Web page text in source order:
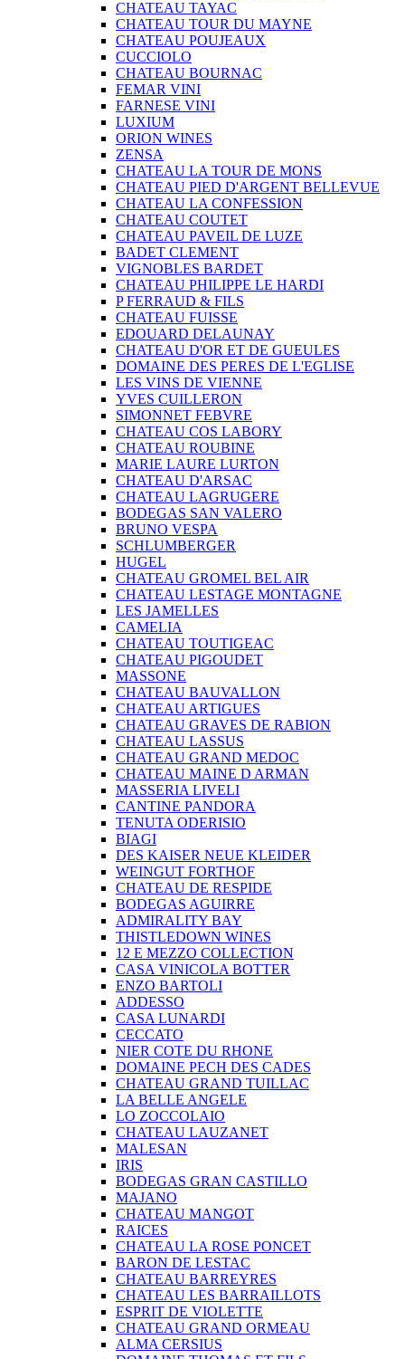
CHATEAU TAYAC
CHATEAU TOUR DU MAYNE
CHATEAU POUJEAUX
CUCCIOLO
CHATEAU BOURNAC
FEMAR VINI
FARNESE VINI
LUXIUM
ORION WINES
ZENSA
CHATEAU LA TOUR DE MONS
CHATEAU PIED D'ARGENT BELLEVUE
CHATEAU LA CONFESSION
CHATEAU COUTET
CHATEAU PAVEIL DE LUZE
BADET CLEMENT
VIGNOBLES BARDET
CHATEAU PHILIPPE LE HARDI
P FERRAUD & FILS
CHATEAU FUISSE
EDOUARD DELAUNAY
CHATEAU D'OR ET DE GUEULES
DOMAINE DES PERES DE L'EGLISE
LES VINS DE VIENNE
YVES CUILLERON
SIMONNET FEBVRE
CHATEAU COS LABORY
CHATEAU ROUBINE
MARIE LAURE LURTON
CHATEAU D'ARSAC
CHATEAU LAGRUGERE
BODEGAS SAN VALERO
BRUNO VESPA
SCHLUMBERGER
HUGEL
CHATEAU GROMEL BEL AIR
CHATEAU LESTAGE MONTAGNE
LES JAMELLES
CAMELIA
CHATEAU TOUTIGEAC
CHATEAU PIGOUDET
MASSONE
CHATEAU BAUVALLON
CHATEAU ARTIGUES
CHATEAU GRAVES DE RABION
CHATEAU LASSUS
CHATEAU GRAND MEDOC
CHATEAU MAINE D ARMAN
MASSERIA LIVELI
CANTINE PANDORA
TENUTA ODERISIO
BIAGI
DES KAISER NEUE KLEIDER
WEINGUT FORTHOF
CHATEAU DE RESPIDE
BODEGAS AGUIRRE
ADMIRALITY BAY
THISTLEDOWN WINES
12 E MEZZO COLLECTION
CASA VINICOLA BOTTER
ENZO BARTOLI
ADDESSO
CASA LUNARDI
CECCATO
NIER COTE DU RHONE
DOMAINE PECH DES CADES
CHATEAU GRAND TUILLAC
LA BELLE ANGELE
LO ZOCCOLAIO
CHATEAU LAUZANET
MALESAN
IRIS
BODEGAS GRAN CASTILLO
MAJANO
CHATEAU MANGOT
RAICES
CHATEAU LA ROSE PONCET
BARON DE LESTAC
CHATEAU BARREYRES
CHATEAU LES BARRAILLOTS
ESPRIT DE VIOLETTE
CHATEAU GRAND ORMEAU
ALMA CERSIUS